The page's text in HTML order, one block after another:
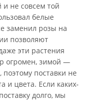
не совсем той
белые
заменил розы на
позволяют
эти растения
огромен, зимой —
поставки не
и цвета. Если каких-
долго, мы